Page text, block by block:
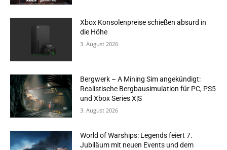
Xbox Konsolenpreise schießen absurd in
die Höhe
3. August 2026
Bergwerk – A Mining Sim angekündigt:
Realistische Bergbausimulation für PC, PS5
und Xbox Series X|S
3. August 2026
World of Warships: Legends feiert 7.
Jubiläum mit neuen Events und dem